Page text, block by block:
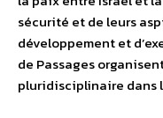
sécurité et de leurs
développement et
de Passages
pluridisciplinaire dans